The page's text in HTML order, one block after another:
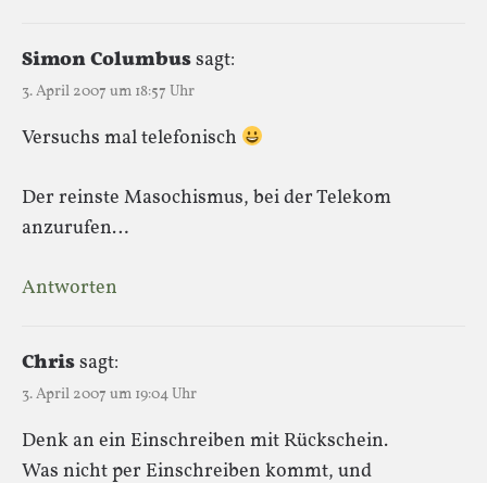
Simon Columbussagt:
3. April 2007 um 18:57 Uhr
Versuchs mal telefonisch
Der reinste Masochismus, bei der Telekom
anzurufen…
Antworten
Chrissagt:
3. April 2007 um 19:04 Uhr
Denk an ein Einschreiben mit Rückschein.
Was nicht per Einschreiben kommt, und